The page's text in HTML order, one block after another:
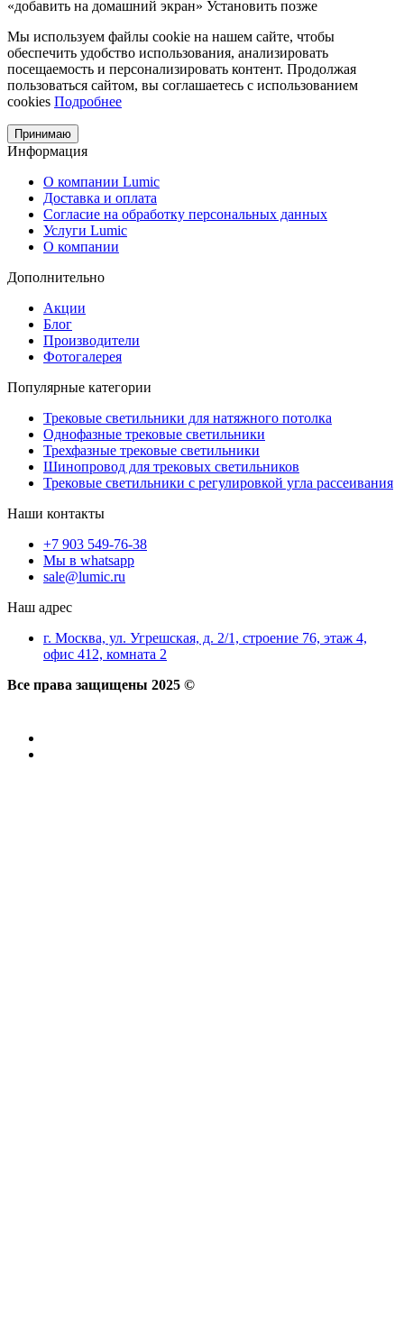
«добавить на домашний экран» Установить позже
Мы используем файлы cookie на нашем сайте, чтобы
обеспечить удобство использования, анализировать
посещаемость и персонализировать контент. Продолжая
пользоваться сайтом, вы соглашаетесь с использованием
cookies Подробнее
Принимаю
Информация
О компании Lumic
Доставка и оплата
Согласие на обработку персональных данных
Услуги Lumic
О компании
Дополнительно
Акции
Блог
Производители
Фотогалерея
Популярные категории
Трековые светильники для натяжного потолка
Однофазные трековые светильники
Трехфазные трековые светильники
Шинопровод для трековых светильников
Трековые светильники с регулировкой угла рассеивания
Наши контакты
+7 903 549-76-38
Мы в whatsapp
sale@lumic.ru
Наш адрес
г. Москва, ул. Угрешская, д. 2/1, строение 76, этаж 4,
офис 412, комната 2
Все права защищены 2025 ©